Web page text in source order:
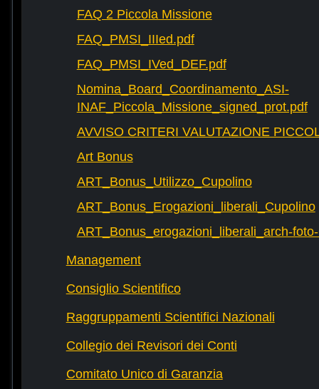
FAQ 2 Piccola Missione
FAQ_PMSI_IIIed.pdf
FAQ_PMSI_IVed_DEF.pdf
Nomina_Board_Coordinamento_ASI-
INAF_Piccola_Missione_signed_prot.pdf
AVVISO CRITERI VALUTAZIONE
Art Bonus
ART_Bonus_Utilizzo_Cupolino
ART_Bonus_Erogazioni_liberali_Cupolino
ART_Bonus_erogazioni_liberali_arch-
Management
Consiglio Scientifico
Raggruppamenti Scientifici Nazionali
Collegio dei Revisori dei Conti
Comitato Unico di Garanzia